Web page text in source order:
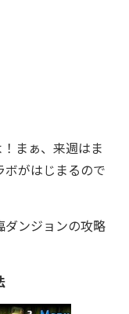
まぁ、来週はま
がはじまるので
ンジョンの攻略